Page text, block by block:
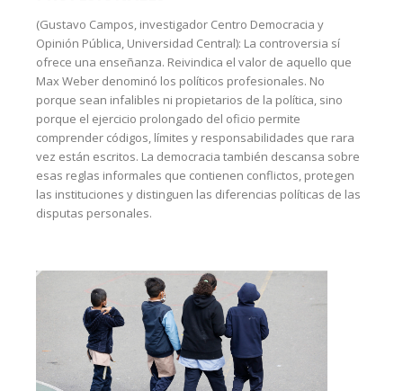
(Gustavo Campos, investigador Centro Democracia y
Opinión Pública, Universidad Central): La controversia sí
ofrece una enseñanza. Reivindica el valor de aquello que
Max Weber denominó los políticos profesionales. No
porque sean infalibles ni propietarios de la política, sino
porque el ejercicio prolongado del oficio permite
comprender códigos, límites y responsabilidades que rara
vez están escritos. La democracia también descansa sobre
esas reglas informales que contienen conflictos, protegen
las instituciones y distinguen las diferencias políticas de las
disputas personales.